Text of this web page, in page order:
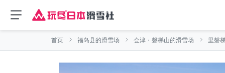
首页 福岛县的滑雪场 会津・磐梯山的滑雪场 里磐